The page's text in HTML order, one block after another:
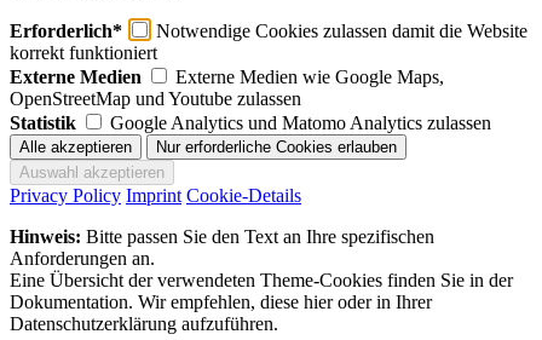
Erforderlich*
Notwendige Cookies zulassen damit die Website
korrekt funktioniert
Externe Medien
Externe Medien wie Google Maps,
OpenStreetMap und Youtube zulassen
Statistik
Google Analytics und Matomo Analytics zulassen
Privacy Policy Imprint Cookie-Details
Hinweis: Bitte passen Sie den Text an Ihre spezifischen
Anforderungen an.
Eine Übersicht der verwendeten Theme-Cookies finden Sie in der
Dokumentation. Wir empfehlen, diese hier oder in Ihrer
Datenschutzerklärung aufzuführen.